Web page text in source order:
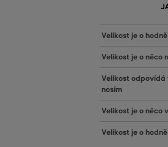
Velikost je o
Velikost je o něco
Velikost odpovídá
nosím
Velikost je o něco
Velikost je o